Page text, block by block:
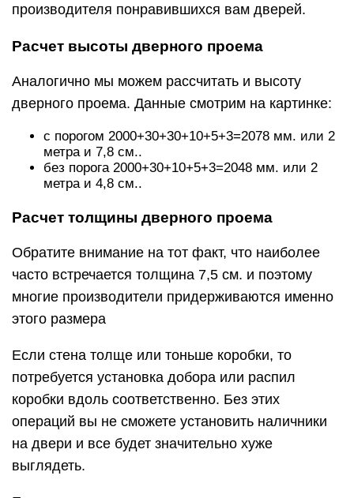
производителя понравившихся вам дверей.
Расчет высоты дверного проема
Аналогично мы можем рассчитать и высоту
дверного проема. Данные смотрим на картинке:
с порогом 2000+30+30+10+5+3=2078 мм. или 2
метра и 7,8 см..
без порога 2000+30+10+5+3=2048 мм. или 2
метра и 4,8 см..
Расчет толщины дверного проема
Обратите внимание на тот факт, что наиболее
часто встречается толщина 7,5 см. и поэтому
многие производители придерживаются именно
этого размера
Если стена толще или тоньше коробки, то
потребуется установка добора или распил
коробки вдоль соответственно. Без этих
операций вы не сможете установить наличники
на двери и все будет значительно хуже
выглядеть.